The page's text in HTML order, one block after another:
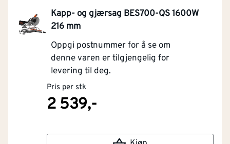
Kapp- og gjærsag BES700-QS 1600W
216 mm
Oppgi postnummer for å se om
denne varen er tilgjengelig for
levering til deg.
Pris per stk
2 539,-